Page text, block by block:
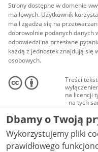
Strony dostępne w domenie
mailowych. Użytkownik
mail zgadza się na
dobrowolnie podanych danych
odpowiedzi na przesłane
każdą z jednostek znajdują się
osobowych.
Treści
na licencji
- na tych
Materiały
audio i
Creative
NC-ND
Dbamy o Twoją
Wykorzystujemy pliki
prawidłowego